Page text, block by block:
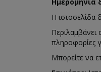
Ημερομηνία
Η ιστοσελίδα
πληροφορίες
Μπορείτε να